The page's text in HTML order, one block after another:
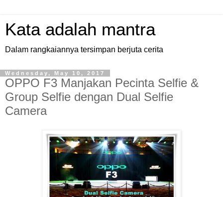
Kata adalah mantra
Dalam rangkaiannya tersimpan berjuta cerita
Wednesday, May 10, 2017
OPPO F3 Manjakan Pecinta Selfie &
Group Selfie dengan Dual Selfie
Camera